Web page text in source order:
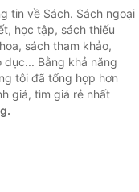
tin về Sách. Sách ngoại
học tập, sách thiếu
sách tham khảo,
Bằng khả năng
tôi đã tổng hợp hơn
giá, tìm giá rẻ nhất